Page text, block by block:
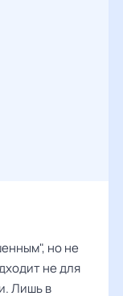
но не
не для
Лишь в